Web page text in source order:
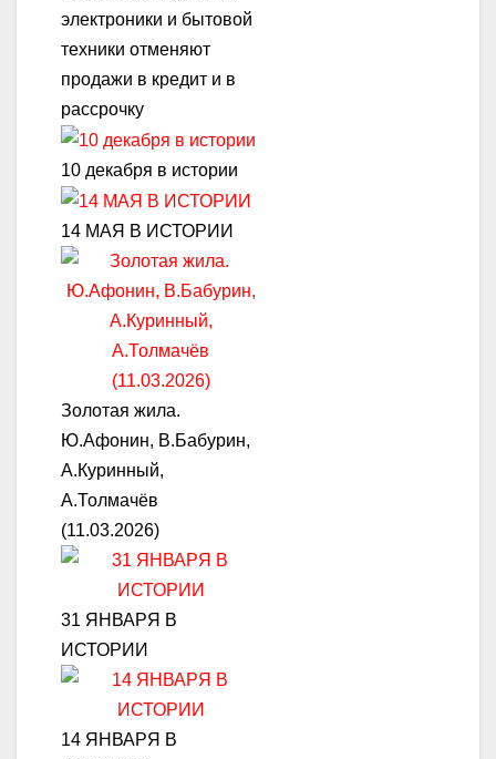
электроники и бытовой
техники отменяют
продажи в кредит и в
рассрочку
10 декабря в истории
14 МАЯ В ИСТОРИИ
Золотая жила.
Ю.Афонин, В.Бабурин,
А.Куринный,
А.Толмачёв
(11.03.2026)
31 ЯНВАРЯ В
ИСТОРИИ
14 ЯНВАРЯ В